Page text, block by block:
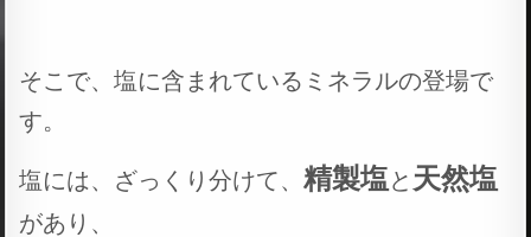
そこで、塩に含まれているミネラルの登場で
す。
塩には、ざっくり分けて、精製塩と 天然塩
があり、